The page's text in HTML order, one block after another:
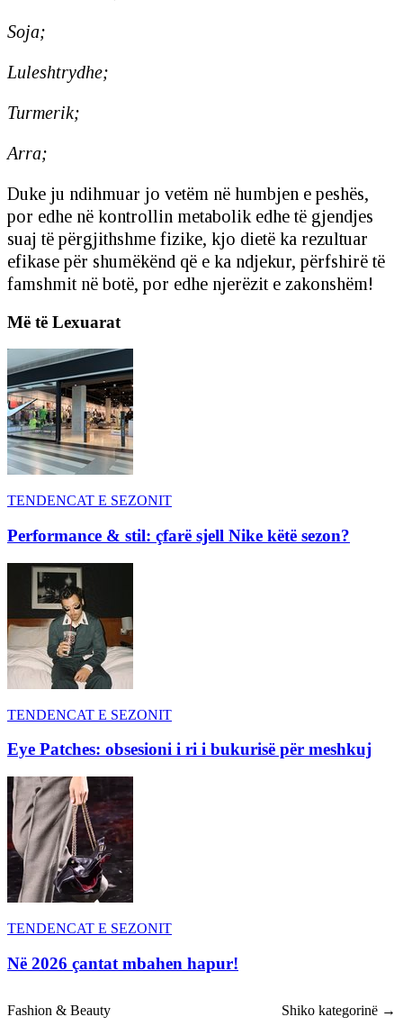
Soja;
Luleshtrydhe;
Turmerik;
Arra;
Duke ju ndihmuar jo vetëm në humbjen e peshës,
por edhe në kontrollin metabolik edhe të gjendjes
suaj të përgjithshme fizike, kjo dietë ka rezultuar
efikase për shumëkënd që e ka ndjekur, përfshirë të
famshmit në botë, por edhe njerëzit e zakonshëm!
Më të Lexuarat
TENDENCAT E SEZONIT
Performance & stil: çfarë sjell Nike këtë sezon?
TENDENCAT E SEZONIT
Eye Patches: obsesioni i ri i bukurisë për meshkuj
TENDENCAT E SEZONIT
Në 2026 çantat mbahen hapur!
Fashion & Beauty Shiko kategorinë →